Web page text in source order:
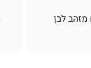
מזהב לבן